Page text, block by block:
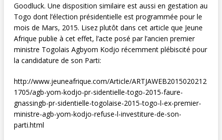
Goodluck. Une disposition similaire est aussi en gestation au
Togo dont l’élection présidentielle est programmée pour le
mois de Mars, 2015. Lisez plutôt dans cet article que Jeune
Afrique publie à cet effet, l’acte posé par l’ancien premier
ministre Togolais Agbyom Kodjo récemment plébiscité pour
la candidature de son Parti:
http://www.jeuneafrique.com/Article/ARTJAWEB2015020212
1705/agb-yom-kodjo-pr-sidentielle-togo-2015-faure-
gnassingb-pr-sidentielle-togolaise-2015-togo-l-ex-premier-
ministre-agb-yom-kodjo-refuse-l-investiture-de-son-
parti.html